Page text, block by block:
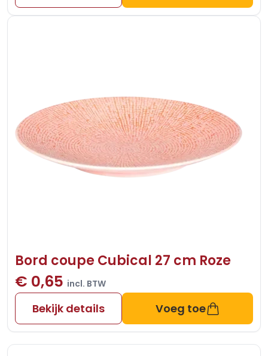
Bord coupe Cubical 27 cm Roze
€ 0,65 incl. BTW
Bekijk details Voeg toe